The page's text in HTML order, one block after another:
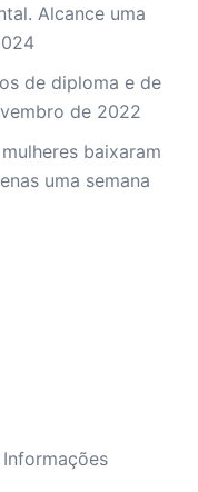
Alcance uma
de diploma e de
de 2022
baixaram
uma semana
Informações